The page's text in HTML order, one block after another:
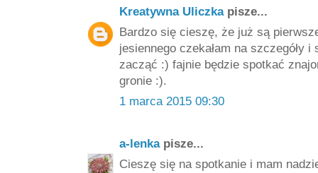
Kreatywna Uliczkapisze...
Bardzo się cieszę, że już są
jesiennego czekałam na szczegóły
zacząć :) fajnie będzie spotkać
gronie :).
1 marca 2015 09:30
a-lenkapisze...
Cieszę się na spotkanie i mam